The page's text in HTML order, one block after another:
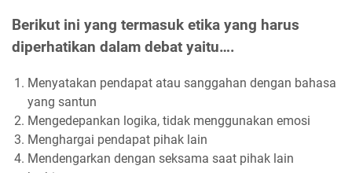
Berikut ini yang termasuk etika yang harus
diperhatikan dalam debat yaitu….
Menyatakan pendapat atau sanggahan dengan bahasa
yang santun
Mengedepankan logika, tidak menggunakan emosi
Menghargai pendapat pihak lain
Mendengarkan dengan seksama saat pihak lain